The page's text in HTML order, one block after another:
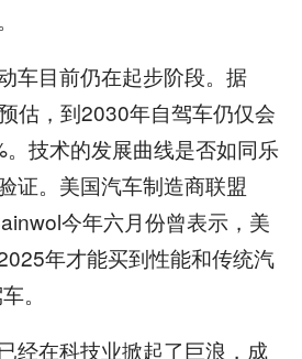
目前仍在起步阶段。据
估，到2030年自驾车仍仅会
技术的发展曲线是否如同乐
证。美国汽车制造商联盟
今年六月份曾表示，美
年才能买到性能和传统汽
。
在科技业掀起了巨浪，成